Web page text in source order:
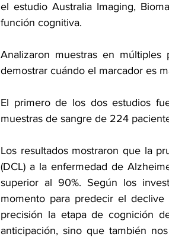
el estudio Australia Imaging,
función cognitiva.
Analizaron muestras en
demostrar cuándo el marcador es
El primero de los dos estudios
muestras de sangre de 224
Los resultados mostraron que la
(DCL) a la enfermedad de
superior al 90%. Según los
momento para predecir el
precisión la etapa de cognición
anticipación, sino que también